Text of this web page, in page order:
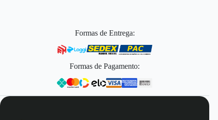
Formas de Entrega:
Formas de Pagamento: